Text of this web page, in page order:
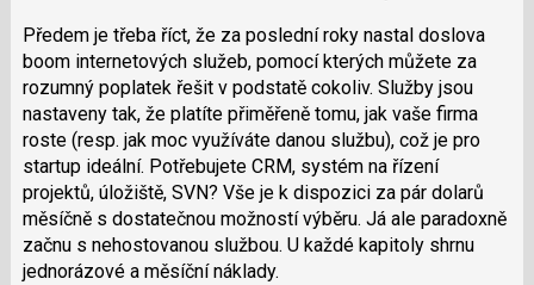
Předem je třeba říct, že za poslední roky nastal doslova
boom internetových služeb, pomocí kterých můžete za
rozumný poplatek řešit v podstatě cokoliv. Služby jsou
nastaveny tak, že platíte přiměřeně tomu, jak vaše firma
roste (resp. jak moc využíváte danou službu), což je pro
startup ideální. Potřebujete CRM, systém na řízení
projektů, úložiště, SVN? Vše je k dispozici za pár dolarů
měsíčně s dostatečnou možností výběru. Já ale paradoxně
začnu s nehostovanou službou. U každé kapitoly shrnu
jednorázové a měsíční náklady.